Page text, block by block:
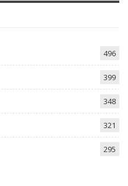
496
399
348
321
295